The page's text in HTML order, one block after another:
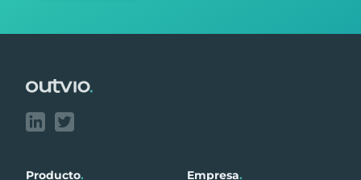
Producto. Empresa.